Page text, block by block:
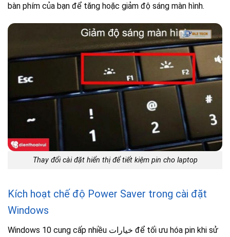
bàn phím của bạn để tăng hoặc giảm độ sáng màn hình.
Thay đổi cài đặt hiển thị để tiết kiệm pin cho laptop
Kích hoạt chế độ Power Saver trong cài đặt
Windows
Windows 10 cung cấp nhiều خيارات để tối ưu hóa pin khi sử